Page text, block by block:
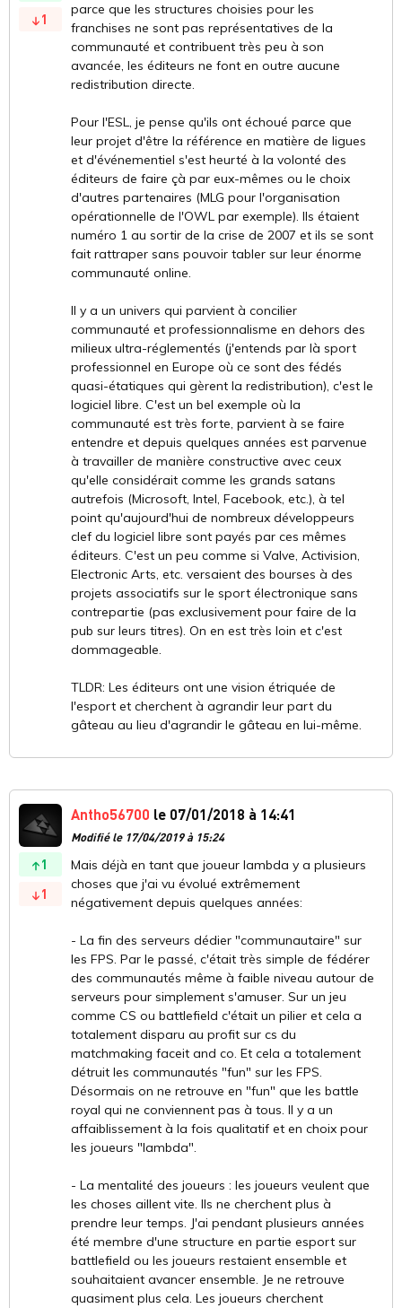
1
parce que les structures choisies pour les
franchises ne sont pas représentatives de la
communauté et contribuent très peu à son
avancée, les éditeurs ne font en outre aucune
redistribution directe.
Pour l'ESL, je pense qu'ils ont échoué parce que
leur projet d'être la référence en matière de ligues
et d'événementiel s'est heurté à la volonté des
éditeurs de faire çà par eux-mêmes ou le choix
d'autres partenaires (MLG pour l'organisation
opérationnelle de l'OWL par exemple). Ils étaient
numéro 1 au sortir de la crise de 2007 et ils se sont
fait rattraper sans pouvoir tabler sur leur énorme
communauté online.
Il y a un univers qui parvient à concilier
communauté et professionnalisme en dehors des
milieux ultra-réglementés (j'entends par là sport
professionnel en Europe où ce sont des fédés
quasi-étatiques qui gèrent la redistribution), c'est le
logiciel libre. C'est un bel exemple où la
communauté est très forte, parvient à se faire
entendre et depuis quelques années est parvenue
à travailler de manière constructive avec ceux
qu'elle considérait comme les grands satans
autrefois (Microsoft, Intel, Facebook, etc.), à tel
point qu'aujourd'hui de nombreux développeurs
clef du logiciel libre sont payés par ces mêmes
éditeurs. C'est un peu comme si Valve, Activision,
Electronic Arts, etc. versaient des bourses à des
projets associatifs sur le sport électronique sans
contrepartie (pas exclusivement pour faire de la
pub sur leurs titres). On en est très loin et c'est
dommageable.
TLDR: Les éditeurs ont une vision étriquée de
l'esport et cherchent à agrandir leur part du
gâteau au lieu d'agrandir le gâteau en lui-même.
1
1
Antho56700 le 07/01/2018 à 14:41
Modifié le 17/04/2019 à 15:24
Mais déjà en tant que joueur lambda y a plusieurs
choses que j'ai vu évolué extrêmement
négativement depuis quelques années:
- La fin des serveurs dédier "communautaire" sur
les FPS. Par le passé, c'était très simple de fédérer
des communautés même à faible niveau autour de
serveurs pour simplement s'amuser. Sur un jeu
comme CS ou battlefield c'était un pilier et cela a
totalement disparu au profit sur cs du
matchmaking faceit and co. Et cela a totalement
détruit les communautés "fun" sur les FPS.
Désormais on ne retrouve en "fun" que les battle
royal qui ne conviennent pas à tous. Il y a un
affaiblissement à la fois qualitatif et en choix pour
les joueurs "lambda".
- La mentalité des joueurs : les joueurs veulent que
les choses aillent vite. Ils ne cherchent plus à
prendre leur temps. J'ai pendant plusieurs années
été membre d'une structure en partie esport sur
battlefield ou les joueurs restaient ensemble et
souhaitaient avancer ensemble. Je ne retrouve
quasiment plus cela. Les joueurs cherchent